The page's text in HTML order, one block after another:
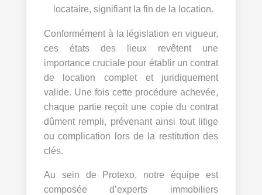
locataire, signifiant la fin de la location.
Conformément à la législation en vigueur,
ces états des lieux revêtent une
importance cruciale pour établir un contrat
de location complet et juridiquement
valide. Une fois cette procédure achevée,
chaque partie reçoit une copie du contrat
dûment rempli, prévenant ainsi tout litige
ou complication lors de la restitution des
clés.
Au sein de Protexo, notre équipe est
composée d’experts immobiliers